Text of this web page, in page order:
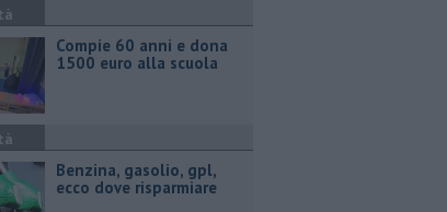
Compie 60 anni e dona
1500 euro alla scuola
​Benzina, gasolio, gpl,
ecco dove risparmiare